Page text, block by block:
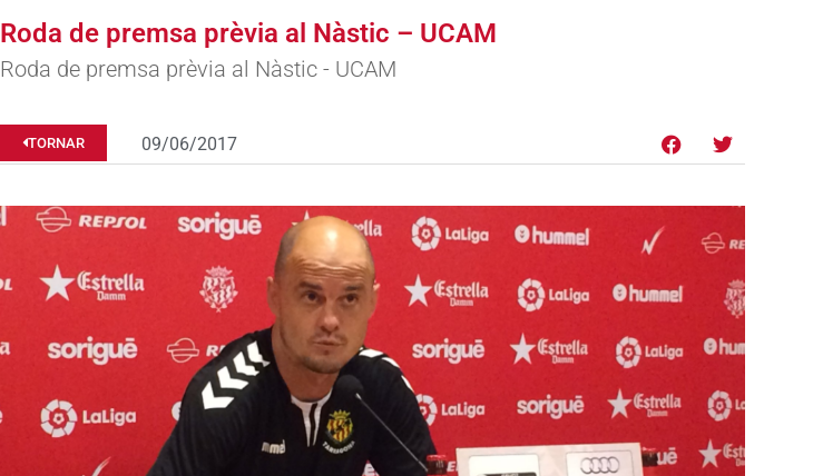
Roda de premsa prèvia al Nàstic – UCAM
Roda de premsa prèvia al Nàstic - UCAM
TORNAR 09/06/2017